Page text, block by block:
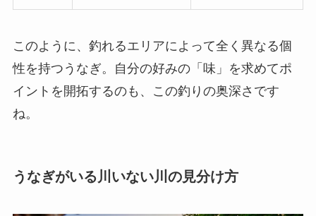
このように、釣れるエリアによって全く異なる個
性を持つうなぎ。自分の好みの「味」を求めてポ
イントを開拓するのも、この釣りの奥深さです
ね。
うなぎがいる川いない川の見分け方